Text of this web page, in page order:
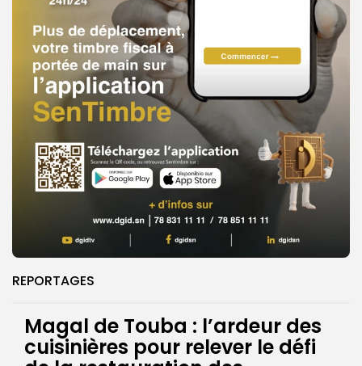
REPORTAGES
Magal de Touba : l’ardeur des
cuisinières pour relever le défi